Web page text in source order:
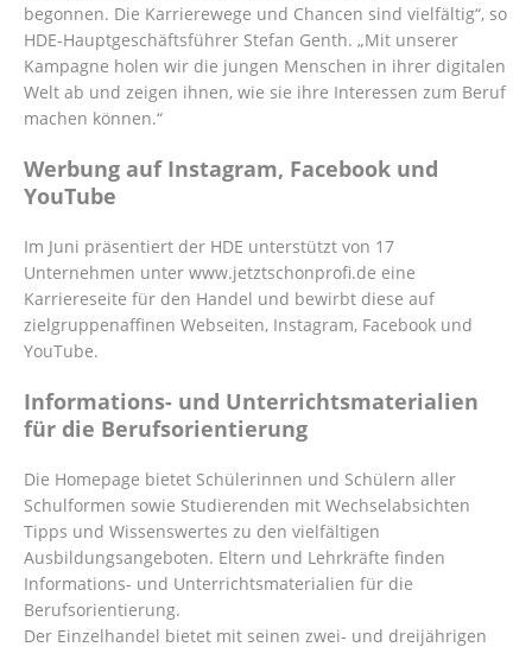
begonnen. Die Karrierewege und Chancen sind vielfältig“, so
HDE-Hauptgeschäftsführer Stefan Genth. „Mit unserer
Kampagne holen wir die jungen Menschen in ihrer digitalen
Welt ab und zeigen ihnen, wie sie ihre Interessen zum Beruf
machen können.“
Werbung auf Instagram, Facebook und
YouTube
Im Juni präsentiert der HDE unterstützt von 17
Unternehmen unter www.jetztschonprofi.de eine
Karriereseite für den Handel und bewirbt diese auf
zielgruppenaffinen Webseiten, Instagram, Facebook und
YouTube.
Informations- und Unterrichtsmaterialien
für die Berufsorientierung
Die Homepage bietet Schülerinnen und Schülern aller
Schulformen sowie Studierenden mit Wechselabsichten
Tipps und Wissenswertes zu den vielfältigen
Ausbildungsangeboten. Eltern und Lehrkräfte finden
Informations- und Unterrichtsmaterialien für die
Berufsorientierung.
Der Einzelhandel bietet mit seinen zwei- und dreijährigen